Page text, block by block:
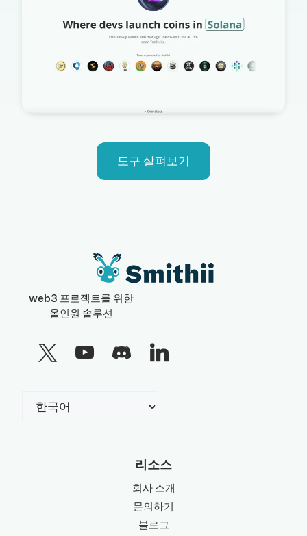
도구 살펴보기
web3 프로젝트를 위한
올인원 솔루션
Choose
리소스
회사 소개
문의하기
블로그